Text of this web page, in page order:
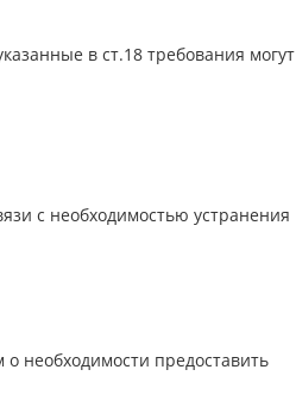
в ст.18 требования могут
с необходимостью устранения
необходимости предоставить